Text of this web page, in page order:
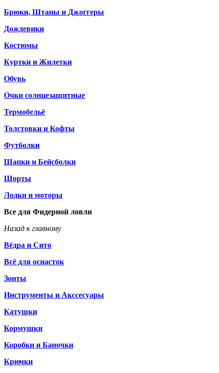
Брюки, Штаны и Джоггеры
Дождевики
Костюмы
Куртки и Жилетки
Обувь
Очки солнцезащитные
Термобельё
Толстовки и Кофты
Футболки
Шапки и Бейсболки
Шорты
Лодки и моторы
Все для Фидерной ловли
Назад к главному
Вёдра и Сито
Всё для оснасток
Зонты
Инструменты и Акссесуары
Катушки
Кормушки
Коробки и Баночки
Крючки